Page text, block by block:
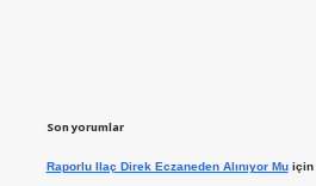
Son yorumlar
Raporlu Ilaç Direk Eczaneden Alınıyor Muiçin